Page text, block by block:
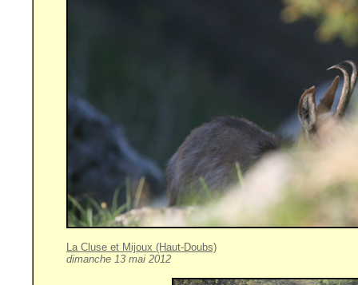
La Cluse et Mijoux (Haut-Doubs)
dimanche 13 mai 2012